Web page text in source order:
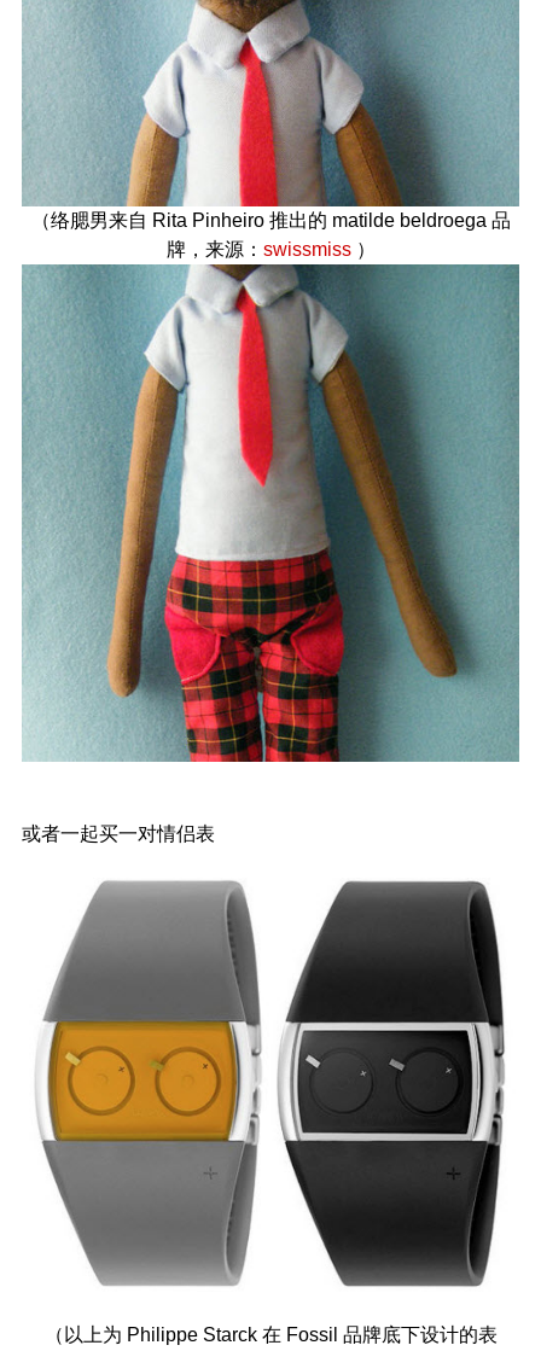
（络腮男来自 Rita Pinheiro 推出的 matilde beldroega 品
牌，来源： swissmiss）
或者一起买一对情侣表
（以上为 Philippe Starck 在 Fossil 品牌底下设计的表